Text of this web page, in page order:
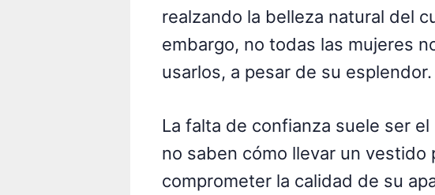
realzando la belleza natural del
embargo, no todas las mujeres
usarlos, a pesar de su esplendor.
La falta de confianza suele ser
no saben cómo llevar un vestido
comprometer la calidad de su